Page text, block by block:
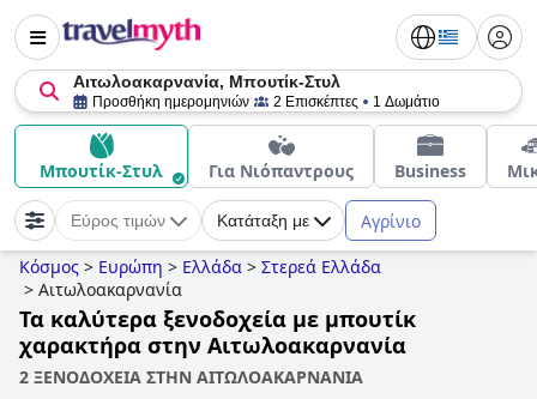
Αιτωλοακαρνανία, Μπουτίκ-Στυλ
Προσθήκη ημερομηνιών 2 Επισκέπτες 1 Δωμάτιο
Μπουτίκ-Στυλ Για Νιόπαντρους Business
Εύρος τιμών Κατάταξη με Αγρίνιο
Κόσμος > Ευρώπη > Ελλάδα > Στερεά Ελλάδα
> Αιτωλοακαρνανία
Τα καλύτερα ξενοδοχεία με μπουτίκ
χαρακτήρα στην Αιτωλοακαρνανία
2 ΞΕΝΟΔΟΧΕΙΑ ΣΤΗΝ ΑΙΤΩΛΟΑΚΑΡΝΑΝΙΑ